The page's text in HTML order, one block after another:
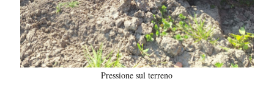
Pressione sul terreno